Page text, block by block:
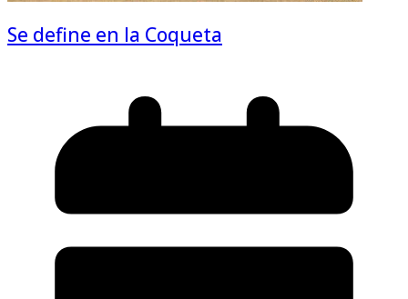
Se define en la Coqueta